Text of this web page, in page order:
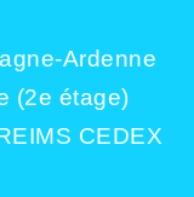
Ardenne
(2e étage)
CEDEX